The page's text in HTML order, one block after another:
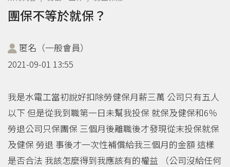
團保不等於就保？
匿名（一般會員）
2021-09-01 13:55
我是水電工當初說好扣除勞健保月薪三萬 公司只有五人
以下 但是從我到職第一日未幫我投保 就保及健保和6％
勞退公司只保團保 三個月後離職後才發現從末投保就保
及健保 勞退 事後才一次性補償給我三個月的金額 這樣
是否合法 我該怎麼得到我應該有的權益 （公司沒給任何